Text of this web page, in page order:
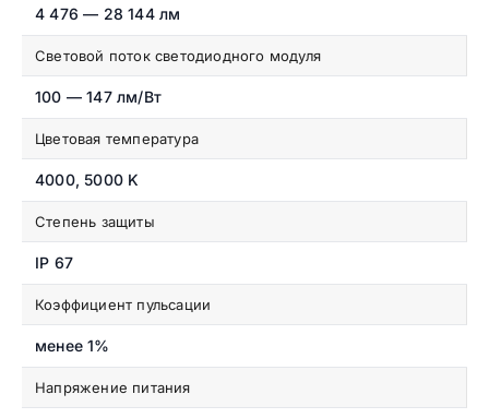
4 476 — 28 144 лм
Световой поток светодиодного модуля
100 — 147 лм/Вт
Цветовая температура
4000, 5000 K
Степень защиты
IP 67
Коэффициент пульсации
менее 1%
Напряжение питания